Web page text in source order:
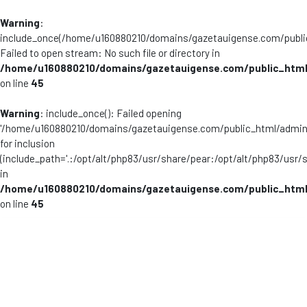
Warning:
include_once(/home/u160880210/domains/gazetauigense.com/
Failed to open stream: No such file or directory in
/home/u160880210/domains/gazetauigense.com/
on line 45
Warning: include_once(): Failed opening
'/home/u160880210/domains/gazetauigense.com/public_html/
for inclusion
(include_path='.:/opt/alt/php83/usr/share/pear:/opt/alt/php83/
in
/home/u160880210/domains/gazetauigense.com/
on line 45